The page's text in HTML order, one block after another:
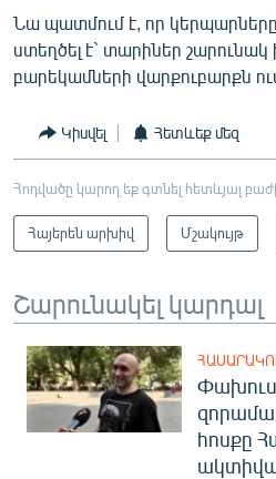
Նա պատմում է, որ
ստեղծել է` տարիներ շարունակ
բարեկամների վարքուբարքն
Կիսվել Հետևեք մեզ
Հոդվածը կարող եք գտնել հետևյալ
Հայերեն արխիվ Մշակույթ
Շարունակել կարդալ
հոսքը